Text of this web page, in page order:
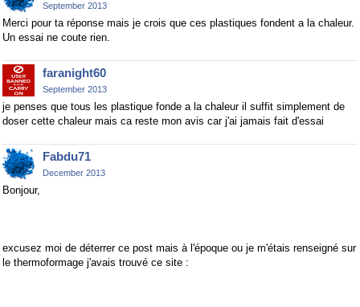
September 2013
Merci pour ta réponse mais je crois que ces plastiques fondent a la chaleur.
Un essai ne coute rien.
faranight60
September 2013
je penses que tous les plastique fonde a la chaleur il suffit simplement de
doser cette chaleur mais ca reste mon avis car j'ai jamais fait d'essai
Fabdu71
December 2013
Bonjour,
excusez moi de déterrer ce post mais à l'époque ou je m'étais renseigné sur
le thermoformage j'avais trouvé ce site :